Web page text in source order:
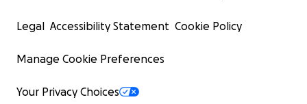
Legal Accessibility Statement Cookie Policy
Manage Cookie Preferences
Your Privacy Choices